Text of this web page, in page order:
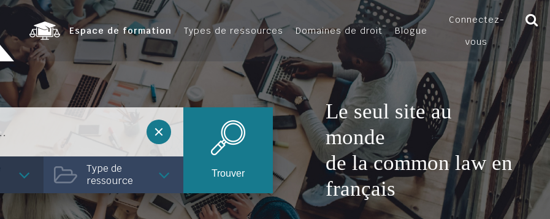
Connectez-
vous
Espace de formation Types de ressources Domaines de droit Blogue
Le seul site au
monde
de la common law en
français
Type de
ressource
Trouver